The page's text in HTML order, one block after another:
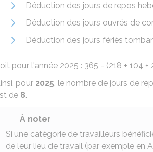
Déduction des jours de repos
Déduction des jours ouvrés de
Déduction des jours fériés
pour l'année 2025 : 365 - (218 + 104 +
pour 2025, le nombre de jours de
de 8.
À noter
Si une catégorie de travailleurs
de leur lieu de travail (par exemple en